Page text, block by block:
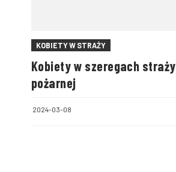
KOBIETY W STRAŻY
Kobiety w szeregach straży
pożarnej
2024-03-08